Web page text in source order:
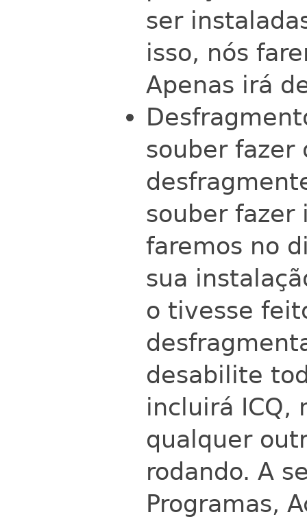
ser
isso, nós
Apenas irá
souber fazer
souber fazer
faremos no
sua
o tivesse
desabilite
incluirá ICQ,
qualquer
rodando. A
Programas,